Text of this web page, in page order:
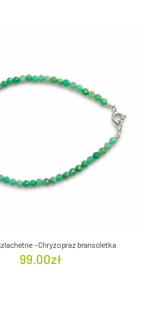
- Chryzopraz bransoletka
99.00zł